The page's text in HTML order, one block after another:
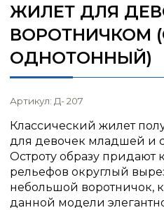
ЖИЛЕТ ДЛЯ
ВОРОТНИЧКОМ
ОДНОТОННЫЙ)
Артикул: Д- 207
Классический жилет
для девочек младшей и
Остроту образу придают
рельефов округлый
небольшой воротничок,
данной модели